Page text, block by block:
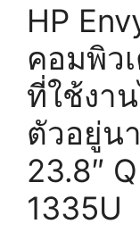
HP
คอมพิว
ที่ใช้งา
ตัวอยู่น
23.8″
1335U